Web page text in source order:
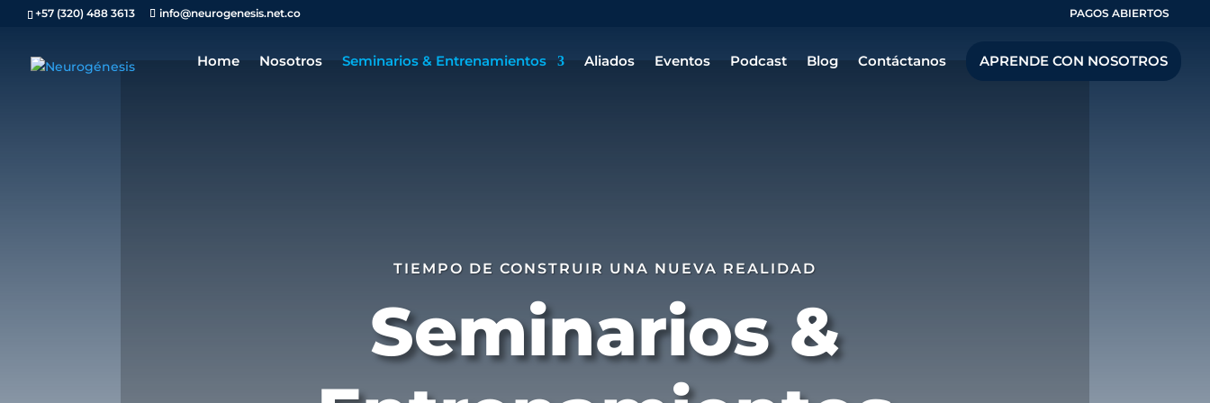
+57 (320) 488 3613 info@neurogenesis.net.co PAGOS ABIERTOS
Home Nosotros Seminarios & Entrenamientos Aliados Eventos Podcast Blog Contáctanos APRENDE CON NOSOTROS
TIEMPO DE CONSTRUIR UNA NUEVA REALIDAD
Seminarios &